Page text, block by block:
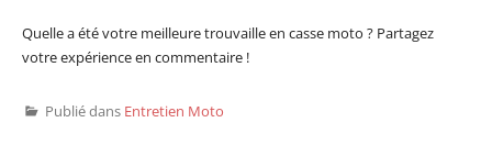
Quelle a été votre meilleure trouvaille en casse moto ? Partagez
votre expérience en commentaire !
Publié dans Entretien Moto